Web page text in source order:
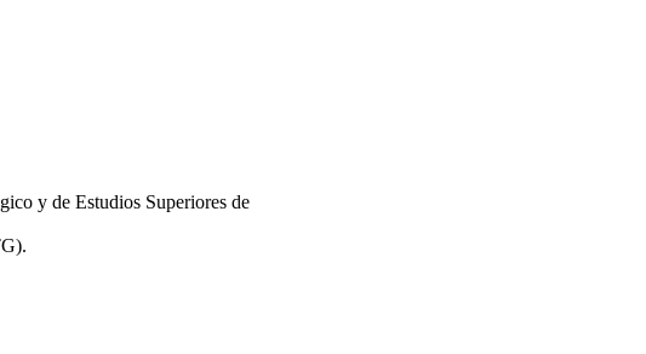
y de Estudios Superiores de